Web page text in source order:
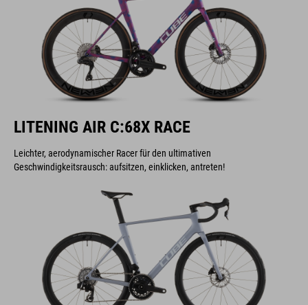
LITENING AIR C:68X RACE
Leichter, aerodynamischer Racer für den ultimativen
Geschwindigkeitsrausch: aufsitzen, einklicken, antreten!